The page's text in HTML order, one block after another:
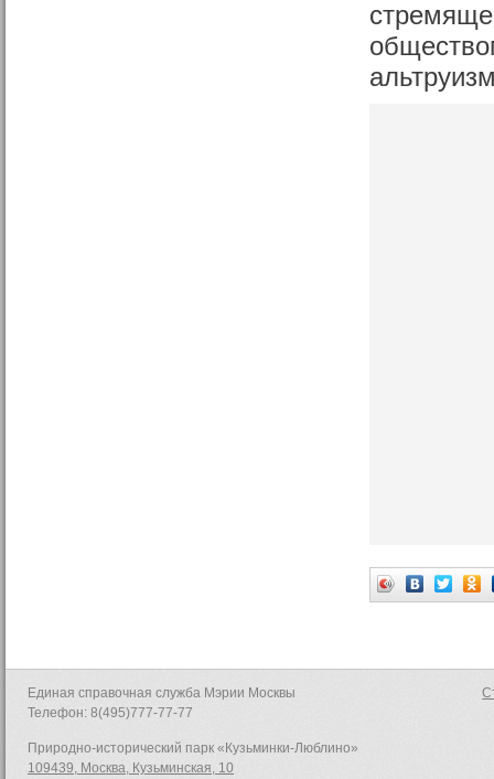
Единая справочная служба Мэрии Москвы
Телефон: 8(495)777-77-77
Природно-исторический парк «Кузьминки-Люблино»
109439, Москва, Кузьминская, 10